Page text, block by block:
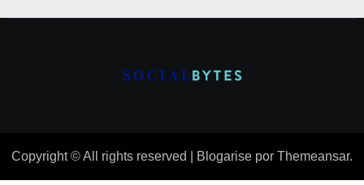
Copyright © All rights reserved Blogarise por Themeansar.